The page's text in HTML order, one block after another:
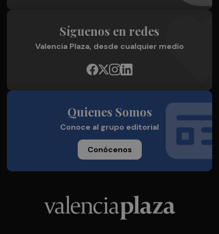
Síguenos en redes
Valencia Plaza, desde cualquier medio
Quienes Somos
Conoce al grupo editorial
Conócenos